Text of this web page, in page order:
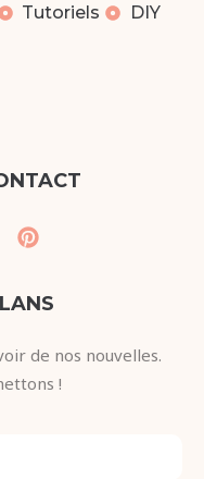
Tutoriels
DIY
de nos nouvelles.
!